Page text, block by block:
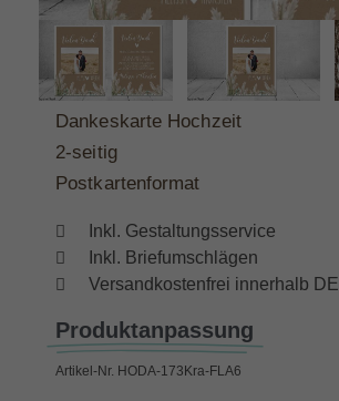
Dankeskarte Hochzeit
2-seitig
Postkartenformat
Inkl. Gestaltungsservice
Inkl. Briefumschlägen
Versandkostenfrei innerhalb DE
Produktanpassung
Artikel-Nr. HODA-173Kra-FLA6